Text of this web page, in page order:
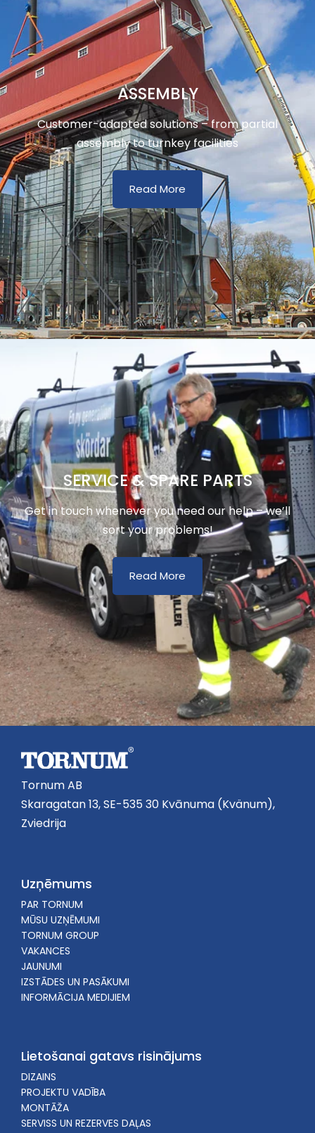
ASSEMBLY
Customer-adapted solutions – from partial
assembly to turnkey facilities
Read More
SERVICE & SPARE PARTS
Get in touch whenever you need our help – we’ll
sort your problems!
Read More
Tornum AB
Skaragatan 13, SE-535 30 Kvānuma (Kvänum),
Zviedrija
Uzņēmums
PAR TORNUM
MŪSU UZŅĒMUMI
TORNUM GROUP
VAKANCES
JAUNUMI
IZSTĀDES UN PASĀKUMI
INFORMĀCIJA MEDIJIEM
Lietošanai gatavs risinājums
DIZAINS
PROJEKTU VADĪBA
MONTĀŽA
SERVISS UN REZERVES DAĻAS